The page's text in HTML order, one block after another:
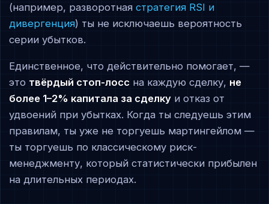
(например, разворотнаястратегия RSI и
дивергенция) ты не исключаешь вероятность
серии убытков.
Единственное, что действительно помогает, —
это твёрдый стоп-лосс на каждую сделку, не
более 1–2% капитала за сделку и отказ от
удвоений при убытках. Когда ты следуешь этим
правилам, ты уже не торгуешь мартингейлом —
ты торгуешь по классическому риск-
менеджменту, который статистически прибылен
на длительных периодах.